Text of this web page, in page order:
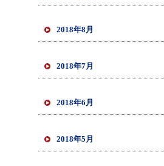
2018年8月
2018年7月
2018年6月
2018年5月